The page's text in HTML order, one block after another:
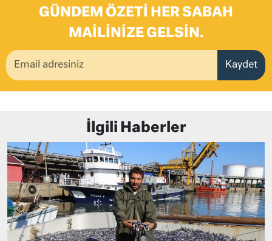
GÜNDEM ÖZETI HER SABAH
MAILINIZE GELSIN.
Kaydet
İlgili Haberler